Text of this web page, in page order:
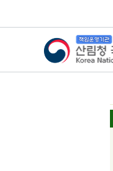
산림청 국립수목원